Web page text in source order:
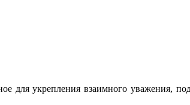
для укрепления взаимного уважения,